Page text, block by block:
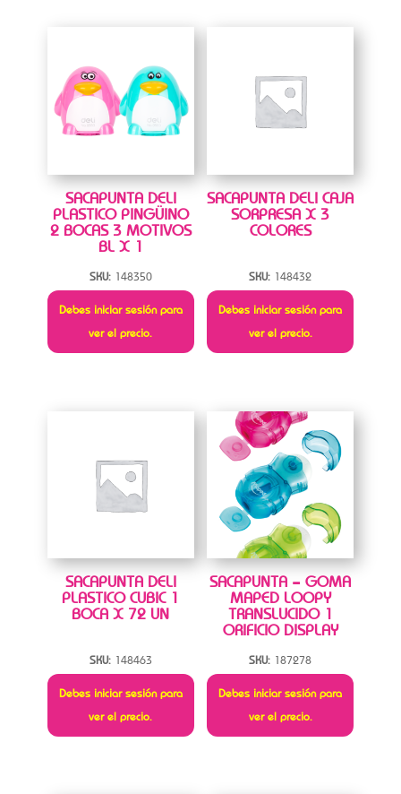
SACAPUNTA DELI
PLASTICO PINGÜINO
2 BOCAS 3 MOTIVOS
BL X 1
SKU: 148350
Debes iniciar sesión para
ver el precio.
SACAPUNTA DELI CAJA
SORPRESA X 3
COLORES
SKU: 148432
Debes iniciar sesión para
ver el precio.
SACAPUNTA DELI
PLASTICO CUBIC 1
BOCA X 72 UN
SKU: 148463
Debes iniciar sesión para
ver el precio.
SACAPUNTA – GOMA
MAPED LOOPY
TRANSLUCIDO 1
ORIFICIO DISPLAY
SKU: 187278
Debes iniciar sesión para
ver el precio.